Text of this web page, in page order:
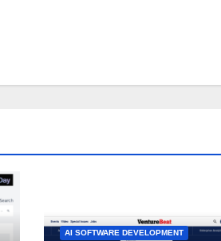
AI SOFTWARE DEVELOPMENT